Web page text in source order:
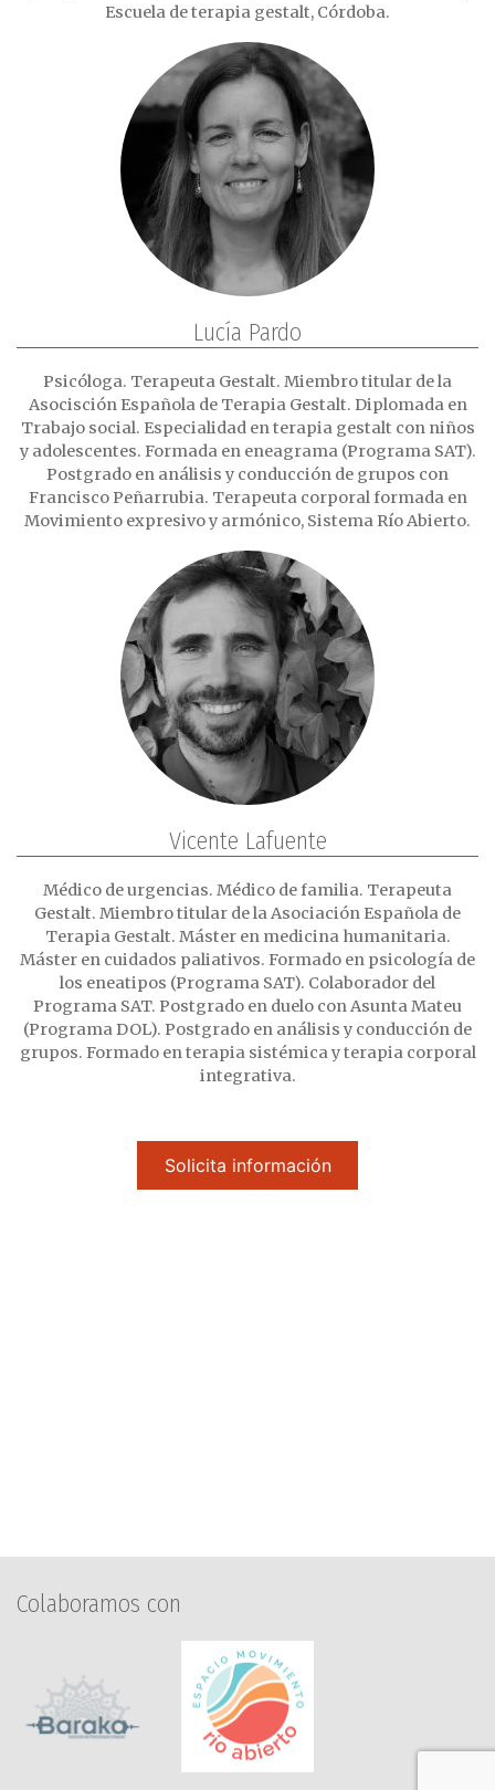
Escuela de terapia gestalt, Córdoba.
Lucía Pardo
Psicóloga. Terapeuta Gestalt. Miembro titular de la
Asocisción Española de Terapia Gestalt. Diplomada en
Trabajo social. Especialidad en terapia gestalt con niños
y adolescentes. Formada en eneagrama (Programa SAT).
Postgrado en análisis y conducción de grupos con
Francisco Peñarrubia. Terapeuta corporal formada en
Movimiento expresivo y armónico, Sistema Río Abierto.
Vicente Lafuente
Médico de urgencias. Médico de familia. Terapeuta
Gestalt. Miembro titular de la Asociación Española de
Terapia Gestalt. Máster en medicina humanitaria.
Máster en cuidados paliativos. Formado en psicología de
los eneatipos (Programa SAT). Colaborador del
Programa SAT. Postgrado en duelo con Asunta Mateu
(Programa DOL). Postgrado en análisis y conducción de
grupos. Formado en terapia sistémica y terapia corporal
integrativa.
Solicita información
Colaboramos con